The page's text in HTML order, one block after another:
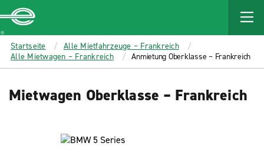
MAIN
CONTENT
Enterprise
Startseite
Alle Mietfahrzeuge – Frankreich
Alle Mietwagen – Frankreich
Anmietung Oberklasse – Frankreich
Mietwagen Oberklasse – Frankreich